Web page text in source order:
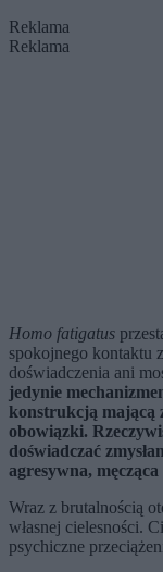
Reklama
Reklama
Homo fatigatus
spokojnego kontaktu
doświadczenia ani
jedynie
konstrukcją mającą
obowiązki.
doświadczać
agresywna, męcząca
Wraz z brutalnością
własnej cielesności.
psychiczne